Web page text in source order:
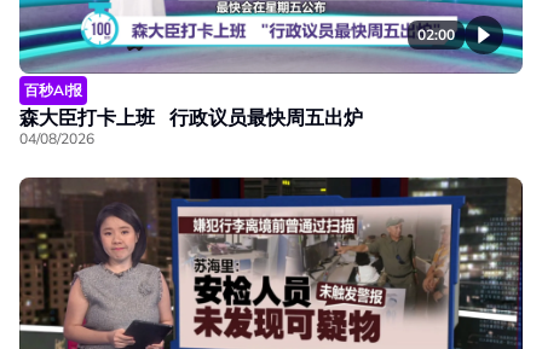
02:00
百秒AI报
森大臣打卡上班 行政议员最快周五出炉
04/08/2026